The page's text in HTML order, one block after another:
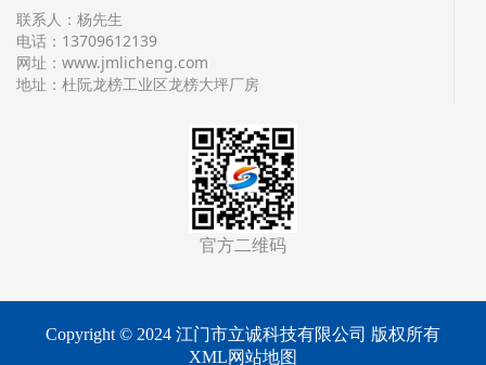
联系人：杨先生
电话：13709612139
网址： www.jmlicheng.com
地址：杜阮龙榜工业区龙榜大坪厂房
官方二维码
Copyright © 2024 江门市立诚科技有限公司 版权所有
XML网站地图